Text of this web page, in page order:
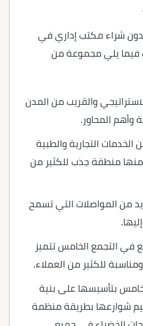
شراء مكتب إداري في
فيما يلي مجموعة من
والقريب من المدن
وأهم المحاور.
التجارية والطبية
منها منطقة جذب للكثير من
من المواصلات التي تسمح
في التجمع الخامس تتميز
للكثير من العملاء.
بتأسيسها على بنية
شوارعها بطريقة منظمة